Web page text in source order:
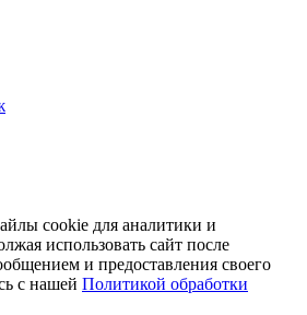
cookie для аналитики и
использовать сайт после
и предоставления своего
с нашей Политикой обработки